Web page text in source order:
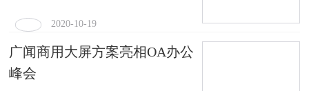
2020-10-19
广闻商用大屏方案亮相OA办公
峰会